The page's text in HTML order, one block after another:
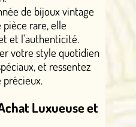
de bijoux vintage
rare, elle
et l'authenticité.
votre style quotidien
et ressentez
Luxueuse et